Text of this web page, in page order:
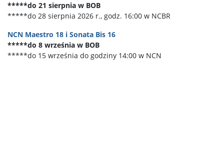
*****do 21 sierpnia w BOB
*****do 28 sierpnia 2026 r., godz. 16:00 w NCBR
NCN Maestro 18 i Sonata Bis 16
*****do 8 września w BOB
*****do 15 września do godziny 14:00 w NCN